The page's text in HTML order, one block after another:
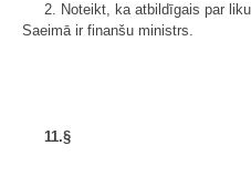
2. Noteikt, ka atbildīgais par
Saeimā ir finanšu ministrs.
11.§